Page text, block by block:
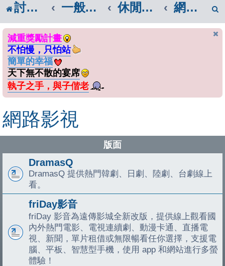
討論區首頁 一般話題區 休閒與娛樂 網路影視
減重獎勵計畫
不怕慢，只怕站
簡單的幸福
天下無不散的宴席
執子之手，與子偕老
網路影視
版面
DramasQ
DramasQ 提供熱門韓劇、日劇、陸劇、台劇線上
看。
friDay影音
friDay 影音為遠傳影城全新改版，提供線上觀看國
內外熱門電影、電視連續劇、動漫卡通、直播電
視、新聞，單片租借或無限暢看任你選擇，支援電
腦、平板、智慧型手機，使用 app 和網站進行多螢
體驗！